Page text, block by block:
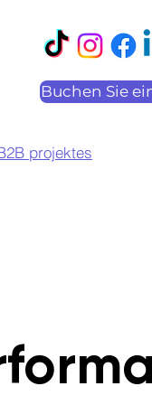
Buchen Sie
projektes